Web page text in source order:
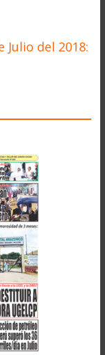
Julio del 2018: